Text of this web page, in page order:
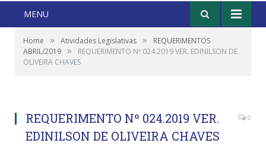
MENU
Home » Atividades Legislativas »
REQUERIMENTOS
ABRIL/2019 »
REQUERIMENTO Nº 024.2019 VER. EDINILSON DE
OLIVEIRA CHAVES
REQUERIMENTO Nº 024.2019 VER.
EDINILSON DE OLIVEIRA CHAVES
0